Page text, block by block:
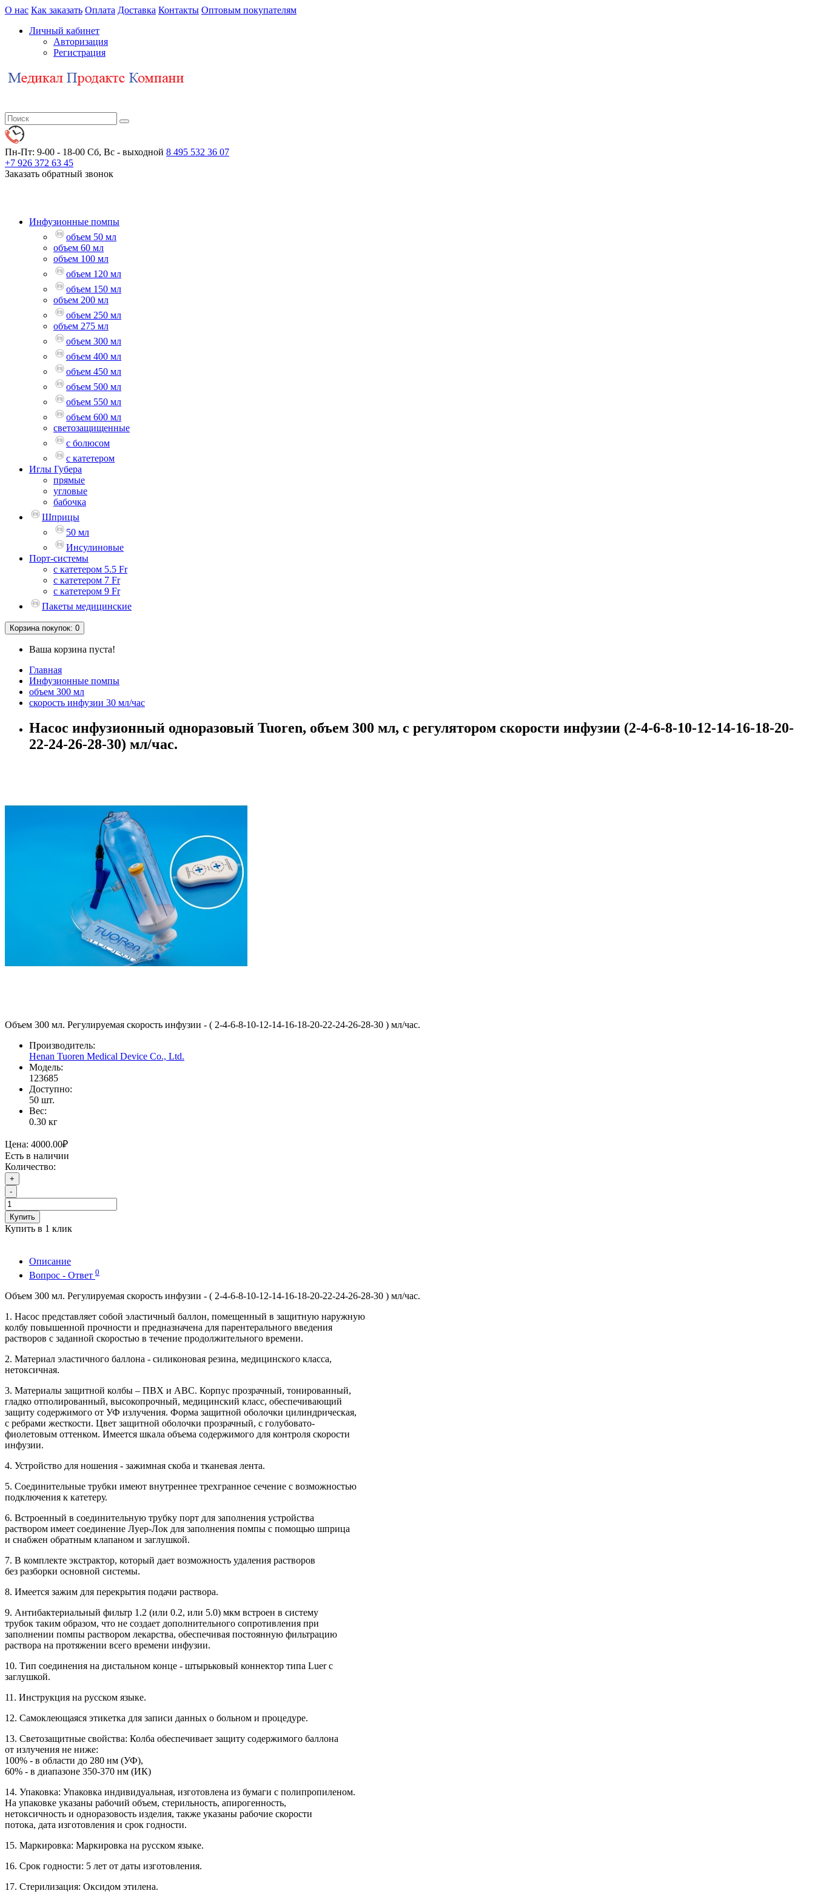
О нас Как заказать Оплата Доставка Контакты Оптовым покупателям
Личный кабинет
Авторизация
Регистрация
Пн-Пт: 9-00 - 18-00 Сб, Вс - выходной 8 495 532 36 07
+7 926 372 63 45
Заказать обратный звонок
Инфузионные помпы
объем 50 мл
объем 60 мл
объем 100 мл
объем 120 мл
объем 150 мл
объем 200 мл
объем 250 мл
объем 275 мл
объем 300 мл
объем 400 мл
объем 450 мл
объем 500 мл
объем 550 мл
объем 600 мл
светозащищенные
с болюсом
с катетером
Иглы Губера
прямые
угловые
бабочка
Шприцы
50 мл
Инсулиновые
Порт-системы
с катетером 5.5 Fr
с катетером 7 Fr
с катетером 9 Fr
Пакеты медицинские
Корзина покупок: 0
Ваша корзина пуста!
Главная
Инфузионные помпы
объем 300 мл
скорость инфузии 30 мл/час
Насос инфузионный одноразовый Tuoren, объем 300 мл, с регулятором скорости инфузии (2-4-6-8-10-12-14-16-18-20-
22-24-26-28-30) мл/час.
Объем 300 мл. Регулируемая скорость инфузии - ( 2-4-6-8-10-12-14-16-18-20-22-24-26-28-30 ) мл/час.
Производитель:
Henan Tuoren Medical Device Co., Ltd.
Модель:
123685
Доступно:
50 шт.
Вес:
0.30 кг
Цена: 4000.00₽
Есть в наличии
Количество:
+
-
Купить
Купить в 1 клик
Описание
Вопрос - Ответ 0
Объем 300 мл. Регулируемая скорость инфузии - ( 2-4-6-8-10-12-14-16-18-20-22-24-26-28-30 ) мл/час.
1. Насос представляет собой эластичный баллон, помещенный в защитную наружную
колбу повышенной прочности и предназначена для парентерального введения
растворов с заданной скоростью в течение продолжительного времени.
2. Материал эластичного баллона - силиконовая резина, медицинского класса,
нетоксичная.
3. Материалы защитной колбы – ПВХ и АВС. Корпус прозрачный, тонированный,
гладко отполированный, высокопрочный, медицинский класс, обеспечивающий
защиту содержимого от УФ излучения. Форма защитной оболочки цилиндрическая,
с ребрами жесткости. Цвет защитной оболочки прозрачный, с голубовато-
фиолетовым оттенком. Имеется шкала объема содержимого для контроля скорости
инфузии.
4. Устройство для ношения - зажимная скоба и тканевая лента.
5. Соединительные трубки имеют внутреннее трехгранное сечение с возможностью
подключения к катетеру.
6. Встроенный в соединительную трубку порт для заполнения устройства
раствором имеет соединение Луер-Лок для заполнения помпы с помощью шприца
и снабжен обратным клапаном и заглушкой.
7. В комплекте экстрактор, который дает возможность удаления растворов
без разборки основной системы.
8. Имеется зажим для перекрытия подачи раствора.
9. Антибактериальный фильтр 1.2 (или 0.2, или 5.0) мкм встроен в систему
трубок таким образом, что не создает дополнительного сопротивления при
заполнении помпы раствором лекарства, обеспечивая постоянную фильтрацию
раствора на протяжении всего времени инфузии.
10. Тип соединения на дистальном конце - штырьковый коннектор типа Luer с
заглушкой.
11. Инструкция на русском языке.
12. Самоклеющаяся этикетка для записи данных о больном и процедуре.
13. Светозащитные свойства: Колба обеспечивает защиту содержимого баллона
от излучения не ниже:
100% - в области до 280 нм (УФ),
60% - в диапазоне 350-370 нм (ИК)
14. Упаковка: Упаковка индивидуальная, изготовлена из бумаги с полипропиленом.
На упаковке указаны рабочий объем, стерильность, апирогенность,
нетоксичность и одноразовость изделия, также указаны рабочие скорости
потока, дата изготовления и срок годности.
15. Маркировка: Маркировка на русском языке.
16. Срок годности: 5 лет от даты изготовления.
17. Стерилизация: Оксидом этилена.